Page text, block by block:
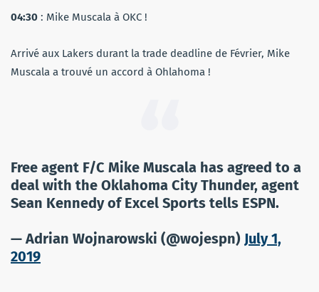
04:30 : Mike Muscala à OKC !
Arrivé aux Lakers durant la trade deadline de Février, Mike
Muscala a trouvé un accord à Ohlahoma !
Free agent F/C Mike Muscala has agreed to a
deal with the Oklahoma City Thunder, agent
Sean Kennedy of Excel Sports tells ESPN.
— Adrian Wojnarowski (@wojespn) July 1,
2019